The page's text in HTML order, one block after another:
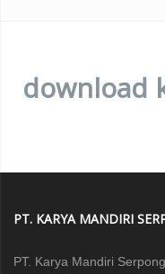
download
PT. KARYA MANDIRI
PT. Karya Mandiri